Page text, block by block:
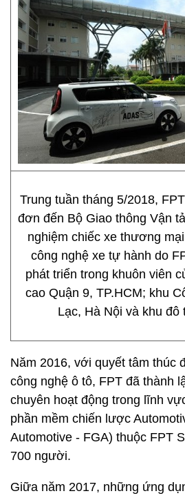
Trung tuần tháng 5/2018,
đơn đến Bộ Giao thông Vận
nghiệm chiếc xe thương
công nghệ xe tự hành do
phát triển trong khuôn viên
cao Quận 9, TP.HCM; khu
Lạc, Hà Nội và khu đô
Năm 2016, với quyết tâm thúc
công nghệ ô tô, FPT đã thành
chuyên hoạt động trong lĩnh
phần mềm chiến lược
Automotive - FGA) thuộc FPT
700 người.
Giữa năm 2017, những ứng